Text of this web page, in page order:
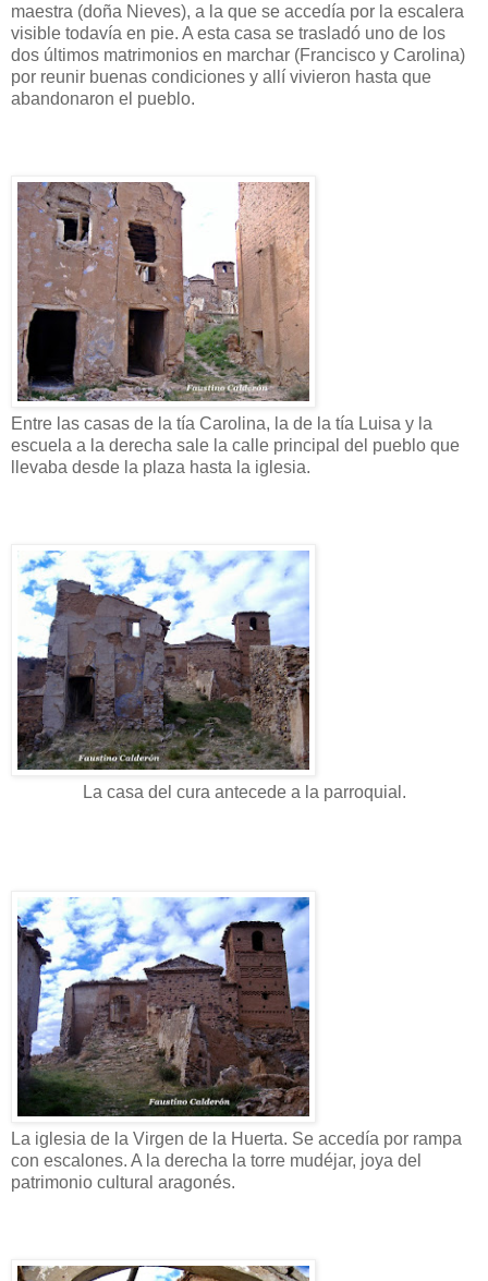
maestra (doña Nieves), a la que se accedía por la escalera
visible todavía en pie. A esta casa se trasladó uno de los
dos últimos matrimonios en marchar (Francisco y Carolina)
por reunir buenas condiciones y allí vivieron hasta que
abandonaron el pueblo.
Entre las casas de la tía Carolina, la de la tía Luisa y la
escuela a la derecha sale la calle principal del pueblo que
llevaba desde la plaza hasta la iglesia.
La casa del cura antecede a la parroquial.
La iglesia de la Virgen de la Huerta. Se accedía por rampa
con escalones. A la derecha la torre mudéjar, joya del
patrimonio cultural aragonés.